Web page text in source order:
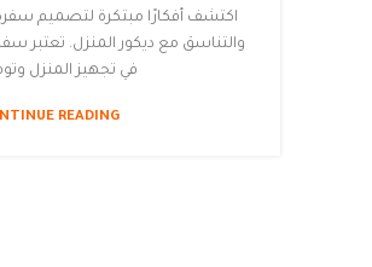
اكتشف أفكارًا مبتكرة لتصميم سفره
والتناسق مع ديكور المنزل. تعتبر
في تجهيز المنزل
READING